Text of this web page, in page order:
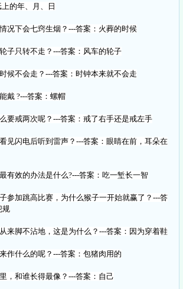
的年、月、日
况下会七窍生烟？---答案：火葬的时候
子只转不走？---答案：风车的轮子
候不会走？---答案：时钟本来就不会走
戴 ?---答案：螺帽
要戒两次呢？---答案：戒了右手还是戒左手
见闪电后听到雷声？---答案：眼睛在前，耳朵在
有效的办法是什么?---答案：吃一堑长一智
参加跳高比赛，为什么猴子一开始就赢了？---答
规
来脚不沾地，这是为什么？---答案：因为穿着鞋
作什么的呢？---答案：包猪肉用的
，和谁长得最像？---答案：自己